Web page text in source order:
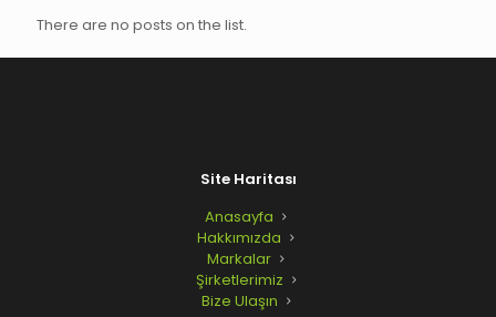
There are no posts on the list.
Site Haritası
Anasayfa
Hakkımızda
Markalar
Şirketlerimiz
Bize Ulaşın